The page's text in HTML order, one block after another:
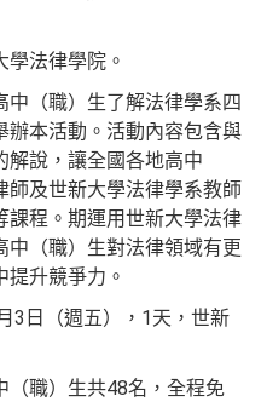
法律學院。
中（職）生了解法律學系四
辦本活動。活動內容包含與
解說，讓全國各地高中
師及世新大學法律學系教師
課程。期運用世新大學法律
（職）生對法律領域有更
升競爭力。
3日（週五），1天，世新
（職）生共48名，全程免